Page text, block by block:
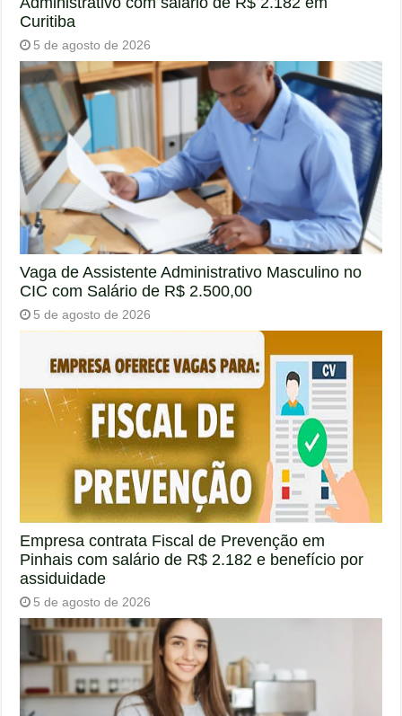
Curitiba
5 de agosto de 2026
Vaga de Assistente Administrativo Masculino no
CIC com Salário de R$ 2.500,00
5 de agosto de 2026
Empresa contrata Fiscal de Prevenção em
Pinhais com salário de R$ 2.182 e benefício por
assiduidade
5 de agosto de 2026